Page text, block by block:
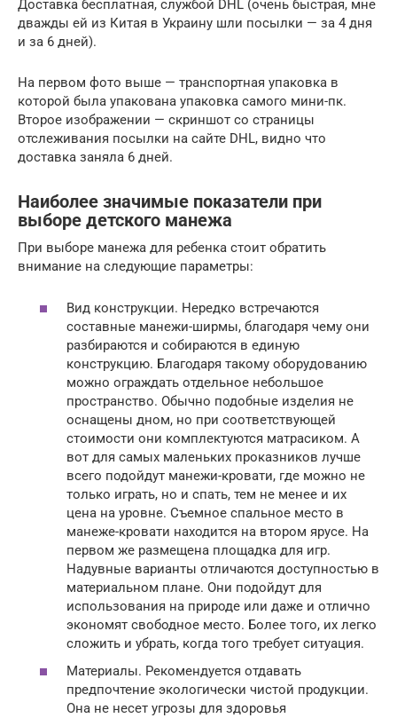
Доставка бесплатная, службой DHL (очень быстрая, мне
дважды ей из Китая в Украину шли посылки — за 4 дня
и за 6 дней).
На первом фото выше — транспортная упаковка в
которой была упакована упаковка самого мини-пк.
Второе изображении — скриншот со страницы
отслеживания посылки на сайте DHL, видно что
доставка заняла 6 дней.
Наиболее значимые показатели при
выборе детского манежа
При выборе манежа для ребенка стоит обратить
внимание на следующие параметры:
Вид конструкции. Нередко встречаются
составные манежи-ширмы, благодаря чему они
разбираются и собираются в единую
конструкцию. Благодаря такому оборудованию
можно ограждать отдельное небольшое
пространство. Обычно подобные изделия не
оснащены дном, но при соответствующей
стоимости они комплектуются матрасиком. А
вот для самых маленьких проказников лучше
всего подойдут манежи-кровати, где можно не
только играть, но и спать, тем не менее и их
цена на уровне. Съемное спальное место в
манеже-кровати находится на втором ярусе. На
первом же размещена площадка для игр.
Надувные варианты отличаются доступностью в
материальном плане. Они подойдут для
использования на природе или даже и отлично
экономят свободное место. Более того, их легко
сложить и убрать, когда того требует ситуация.
Материалы. Рекомендуется отдавать
предпочтение экологически чистой продукции.
Она не несет угрозы для здоровья